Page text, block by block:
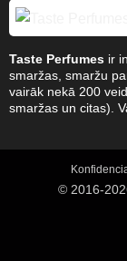
Taste Perfumesir
smaržas, smaržu
vairāk nekā 200
smaržas un citas).
© 2016-